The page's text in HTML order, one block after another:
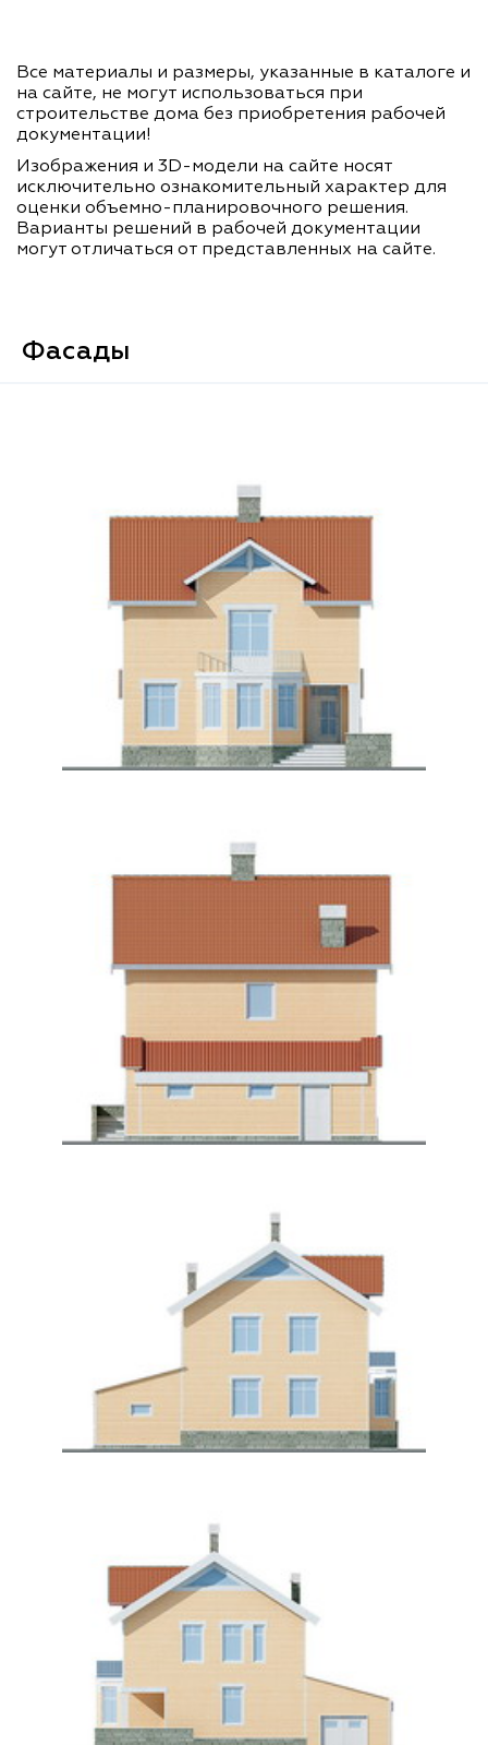
Все материалы и размеры, указанные в каталоге и
на сайте, не могут использоваться при
строительстве дома без приобретения рабочей
документации!
Изображения и 3D-модели на сайте носят
исключительно ознакомительный характер для
оценки объемно-планировочного решения.
Варианты решений в рабочей документации
могут отличаться от представленных на сайте.
Фасады